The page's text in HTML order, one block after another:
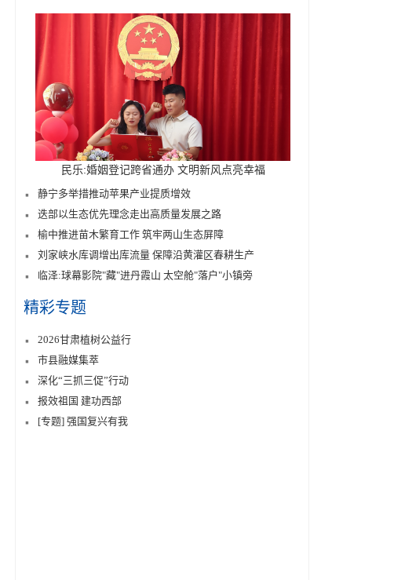
民乐:婚姻登记跨省通办 文明新风点亮幸福
静宁多举措推动苹果产业提质增效
迭部以生态优先理念走出高质量发展之路
榆中推进苗木繁育工作 筑牢两山生态屏障
刘家峡水库调增出库流量 保障沿黄灌区春耕生产
临泽:球幕影院"藏"进丹霞山 太空舱"落户"小镇旁
精彩专题
2026甘肃植树公益行
市县融媒集萃
深化“三抓三促”行动
报效祖国 建功西部
[专题] 强国复兴有我